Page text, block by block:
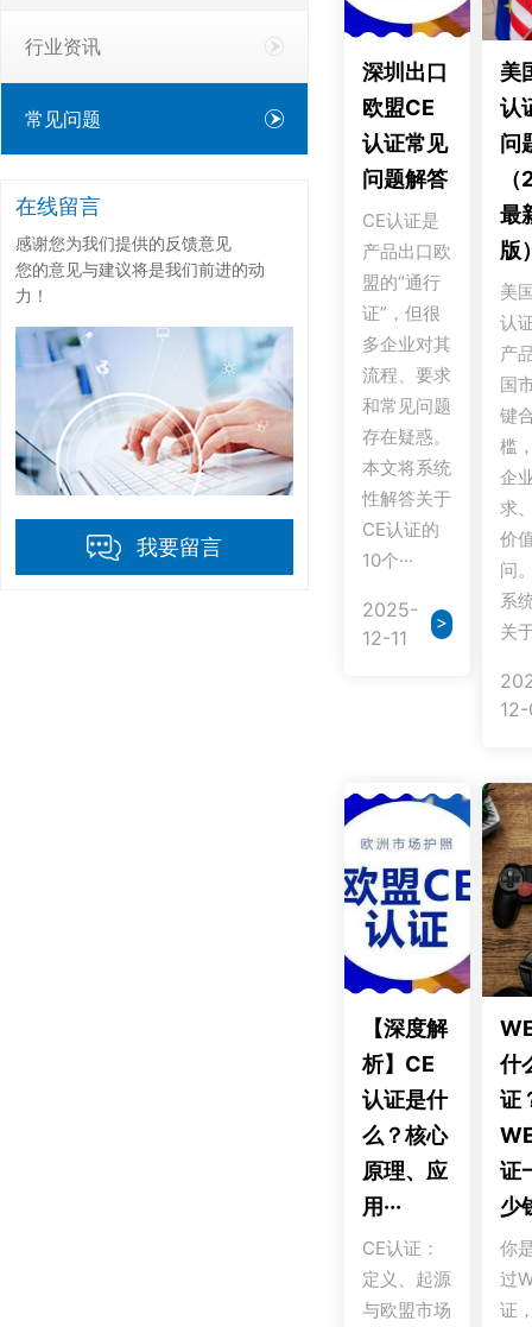
行业资讯
常见问题
在线留言
感谢您为我们提供的反馈意见
您的意见与建议将是我们前进的动
力！
我要留言
深圳出口
欧盟CE
认证常见
问题解答
CE认证是
产品出口欧
盟的“通行
证”，但很
多企业对其
流程、要求
和常见问题
存在疑惑。
本文将系统
性解答关于
CE认证的
10个···
2025-
12-11
>
美
认
问
最
版
美
认
产
国
键
槛
企
求
价
问
系
关
【深度解
析】CE
认证是什
么？核心
原理、应
用···
CE认证：
定义、起源
与欧盟市场
什
证
证
少
你
过
证